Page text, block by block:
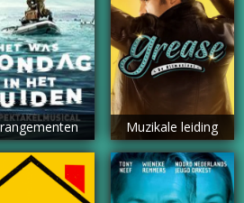
Muzikale leiding